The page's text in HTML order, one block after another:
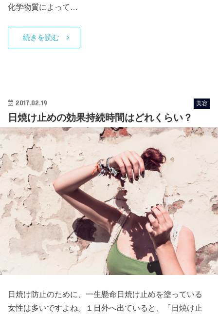
化学物質によって…
続きを読む
2017.02.19 美容
日焼け止めの効果持続時間はどれくらい？
日焼け防止のために、一生懸命日焼け止めを塗っている
女性は多いですよね。１日外へ出ていると、「日焼け止